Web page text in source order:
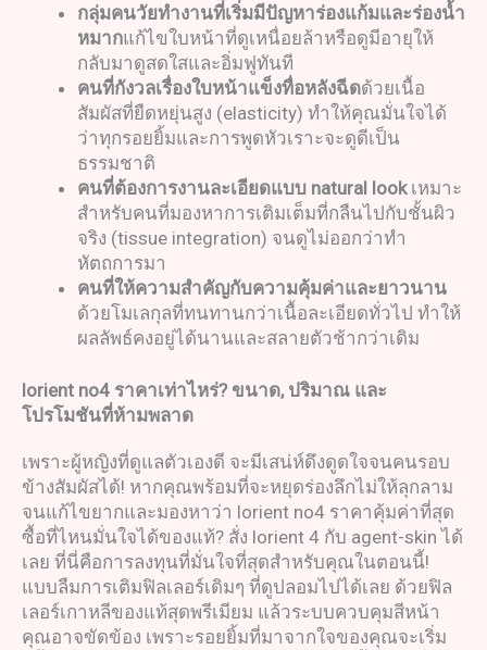
กลุ่มคนวัยทำงานที่เริ่มมีปัญหาร่องแก้มและร่องน้ำ
หมากแก้ไขใบหน้าที่ดูเหนื่อยล้าหรือดูมีอายุให้
กลับมาดูสดใสและอิ่มฟูทันที
คนที่กังวลเรื่องใบหน้าแข็งทื่อหลังฉีดด้วยเนื้อ
สัมผัสที่ยืดหยุ่นสูง (elasticity) ทำให้คุณมั่นใจได้
ว่าทุกรอยยิ้มและการพูดหัวเราะจะดูดีเป็น
ธรรมชาติ
คนที่ต้องการงานละเอียดแบบ natural look เหมาะ
สำหรับคนที่มองหาการเติมเต็มที่กลืนไปกับชั้นผิว
จริง (tissue integration) จนดูไม่ออกว่าทำ
หัตถการมา
คนที่ให้ความสำคัญกับความคุ้มค่าและยาวนาน
ด้วยโมเลกุลที่ทนทานกว่าเนื้อละเอียดทั่วไป ทำให้
ผลลัพธ์คงอยู่ได้นานและสลายตัวช้ากว่าเดิม
lorient no4 ราคาเท่าไหร่? ขนาด, ปริมาณ และ
โปรโมชันที่ห้ามพลาด
เพราะผู้หญิงที่ดูแลตัวเองดี จะมีเสน่ห์ดึงดูดใจจนคนรอบ
ข้างสัมผัสได้! หากคุณพร้อมที่จะหยุดร่องลึกไม่ให้ลุกลาม
จนแก้ไขยากและมองหาว่า lorient no4 ราคาคุ้มค่าที่สุด
ซื้อที่ไหนมั่นใจได้ของแท้? สั่ง lorient 4 กับ agent-skin ได้
เลย ที่นี่คือการลงทุนที่มั่นใจที่สุดสำหรับคุณในตอนนี้!
แบบลืมการเติมฟิลเลอร์เดิมๆ ที่ดูปลอมไปได้เลย ด้วยฟิล
เลอร์เกาหลีของแท้สุดพรีเมียม แล้วระบบควบคุมสีหน้า
คุณอาจขัดข้อง เพราะรอยยิ้มที่มาจากใจของคุณจะเริ่ม